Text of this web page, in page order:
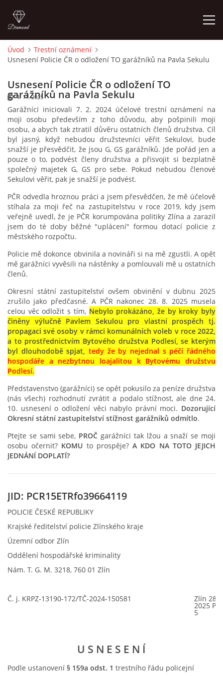
ÚVOD
AKTUALITY
CENY NÁJMU G, GS V ROCE 2003 SMZ
CENY NÁJMŮ G, GS V LETECH 2024 A 2025 SMZ
OBVYKLÁ CENA GARÁŽÍ V ROCE 2003
FINANCOVÁNÍ VÝSTAVBY
PROHLÁŠENÍ VLASTNÍKA 2023
DOMOVNÍ SCHŮZE DNE 13. 5. 2024 - VIDEO
ČLENSKÁ SCHŮZE 1. 2. 2024
SITUACE S G, GS
KDO JE KDO?
EKONOMIKA
JEDNÁNÍ SE SMZ O PŘEVODU MAJETKOVÝCH PODÍLÚ
HISTORIE BD
ZASTUPITELSTVO
TRESTNÍ OZNÁMENÍ
DŮLEŽITÁ TELEFONNÍ ČÍSLA
Úvod
Trestní oznámení
Usnesení Policie ČR o odložení TO garážníků na Pavla Sekulu
Usnesení Policie ČR o odložení TO
garážníků na Pavla Sekulu
Garážníci iniciovali 7. 2. 2024 účelové trestní oznámení na
moji osobu především z toho důvodu, aby pošpinili moji
osobu, a abych tak ztratil důvěru ostatních členů družstva. Cíl
byl jasný, když nebudou družstevníci věřit Sekulovi, bude
snažší je přesvědčit, že jsou G, GS garážníků. Jde pořád jen a
pouze o to, podvést členy družstva a přisvojit si bezplatně
společný majetek G, GS pro sebe. Pokud nebudou členové
Sekulovi věřit, pak je snažší je podvést.
PČR odvedla hroznou práci a jsem přesvědčen, že mě účelově
stíhala za moji řeč na zastupitelstvu v roce 2019, kdy jsem
veřejně uvedl, že je PČR korumpována politiky Zlína a zarazil
jsem do té doby běžné "uplácení" formou dotací policie z
městského rozpočtu.
Policie mě dokonce obvinila a novináři si na mě zgustli. A opět
mě garážníci vyvěsili na nástěnky a pomlouvali mě u ostatních
členů.
Okresní státní zastupitelství ovšem obvinění v dubnu 2025
zrušilo jako předčasné. A PČR nakonec 28. 8. 2025 musela
celou věc odložit s tím, Nebylo prokázáno, že by kroky byly
činěny výlučně Pavlem Sekulou pro vlastní prospěch tj.
propagaci své osoby v rámci komunálních voleb v roce 2022,
a to prostřednictvím Bytového družstva Podlesí, se kterým
byl dlouhodobě spjat, tedy že by nejednal s péčí řádného
hospodáře a nezbytnou loajalitou k Bytovému družstvu
Podlesí.
Představenstvo (garážníci) se opět pokusilo za peníze družstva
(nás všech) rozhodnutí zvrátit a podalo stížnost, ale dne 24.
10. usnesení o odložení věci nabylo právní moci. Dozorující
Okresní státní zastupitelství stížnost garážníků odmítlo.
Ptejte se sami sebe, PROČ garážníci tak lžou a snaží se moji
osobu očernit? KOMU to prospěje?A KDO NA TOTO JEJICH
JEDNÁNÍ DOPLATÍ?
4. 11. 2025
JID: PCR15ETRfo39664119
POLICIE ČESKÉ REPUBLIKY
Krajské ředitelství policie Zlínského kraje
Územní odbor Zlín
Oddělení hospodářské kriminality
Nám. T. G. M. 3218, 760 01 Zlín
Č. j. KRPZ-13190-172/TČ-2024-150581 Zlín 28.
2025
5
U S N E S E N Í
Podle ustanovení § 159a odst. 1 trestního řádu policejní